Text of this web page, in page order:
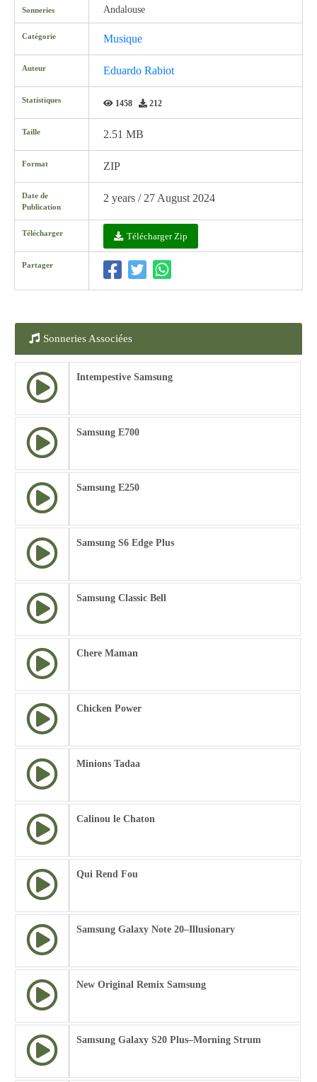
Sonneries Andalouse
Catégorie Musique
Auteur Eduardo Rabiot
Statistiques 1458 212
Taille 2.51 MB
Format ZIP
Date de
Publication
2 years / 27 August 2024
Télécharger Télécharger Zip
Partager
Sonneries Associées
Intempestive Samsung
Samsung E700
Samsung E250
Samsung S6 Edge Plus
Samsung Classic Bell
Chere Maman
Chicken Power
Minions Tadaa
Calinou le Chaton
Qui Rend Fou
Samsung Galaxy Note 20–Illusionary
New Original Remix Samsung
Samsung Galaxy S20 Plus–Morning Strum